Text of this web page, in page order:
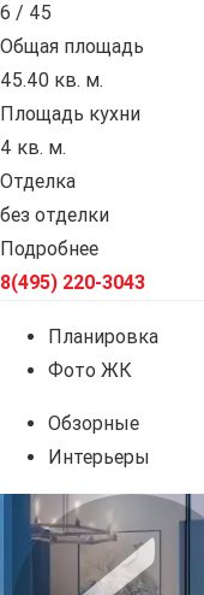
6 / 45
Общая площадь
45.40 кв. м.
Площадь кухни
4 кв. м.
Отделка
без отделки
Подробнее
8(495) 220-3043
Планировка
Фото ЖК
Обзорные
Интерьеры